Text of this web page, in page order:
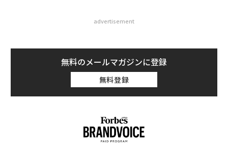
advertisement
無料のメールマガジンに登録
無料登録